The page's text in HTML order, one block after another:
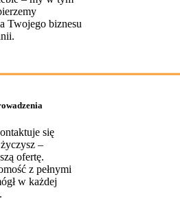
Twojego biznesu
się
–
ofertę.
z pełnymi
w każdej